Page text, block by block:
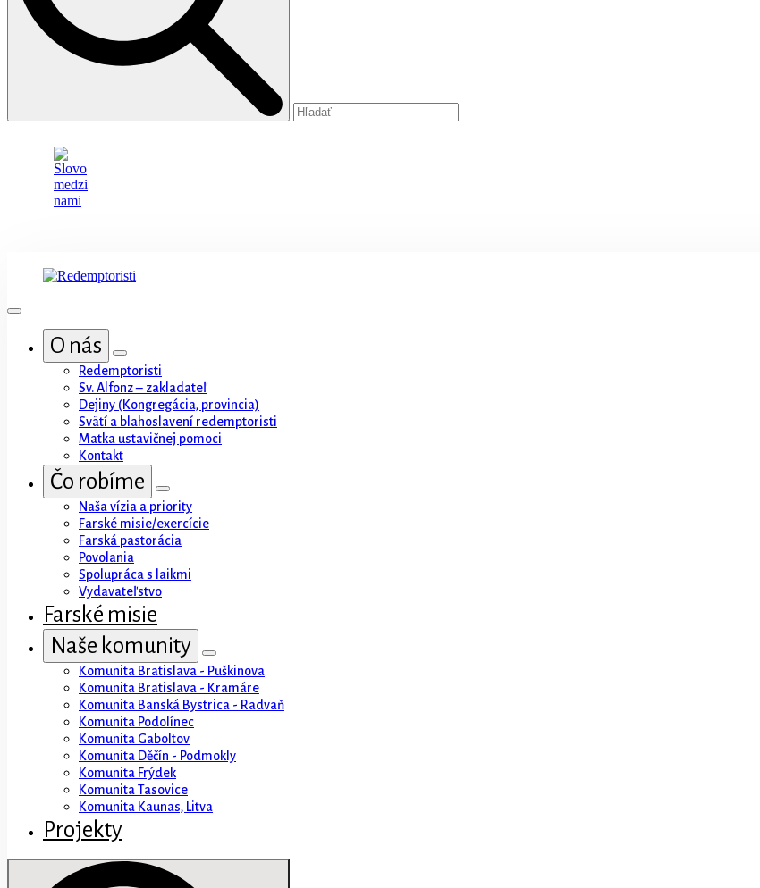
O nás
Redemptoristi
Sv. Alfonz – zakladateľ
Dejiny (Kongregácia, provincia)
Svätí a blahoslavení redemptoristi
Matka ustavičnej pomoci
Kontakt
Čo robíme
Naša vízia a priority
Farské misie/exercície
Farská pastorácia
Povolania
Spolupráca s laikmi
Vydavateľstvo
Farské misie
Naše komunity
Komunita Bratislava - Puškinova
Komunita Bratislava - Kramáre
Komunita Banská Bystrica - Radvaň
Komunita Podolínec
Komunita Gaboltov
Komunita Děčín - Podmokly
Komunita Frýdek
Komunita Tasovice
Komunita Kaunas, Litva
Projekty